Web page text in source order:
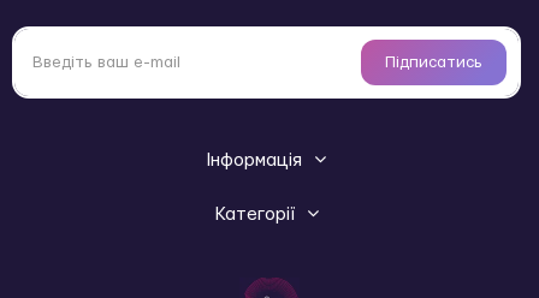
Підписатись
Інформація
Категорії